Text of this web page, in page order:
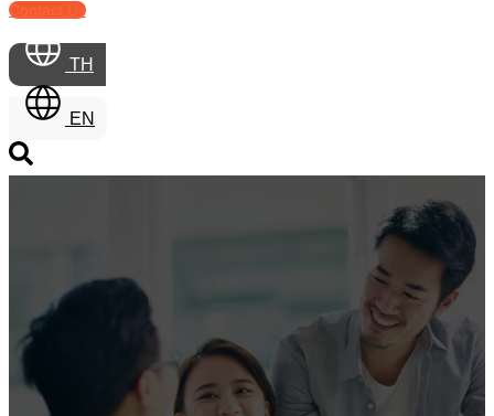
Contact Us
TH
EN